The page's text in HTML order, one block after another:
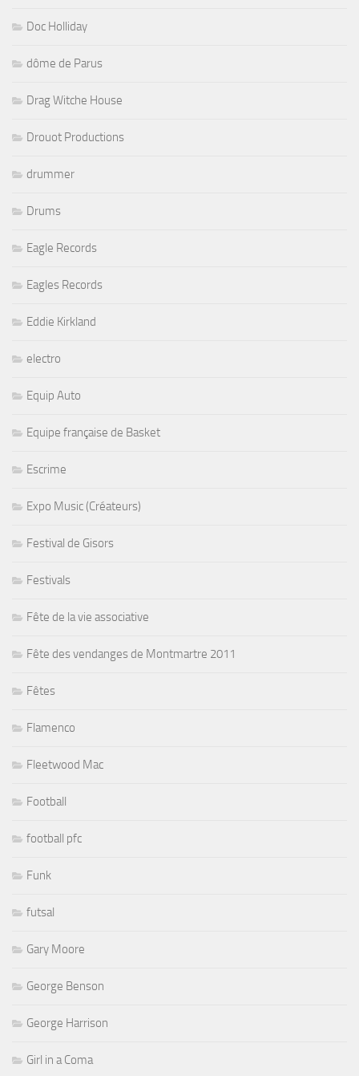
Doc Holliday
dôme de Parus
Drag Witche House
Drouot Productions
drummer
Drums
Eagle Records
Eagles Records
Eddie Kirkland
electro
Equip Auto
Equipe française de Basket
Escrime
Expo Music (Créateurs)
Festival de Gisors
Festivals
Fête de la vie associative
Fête des vendanges de Montmartre 2011
Fêtes
Flamenco
Fleetwood Mac
Football
football pfc
Funk
futsal
Gary Moore
George Benson
George Harrison
Girl in a Coma